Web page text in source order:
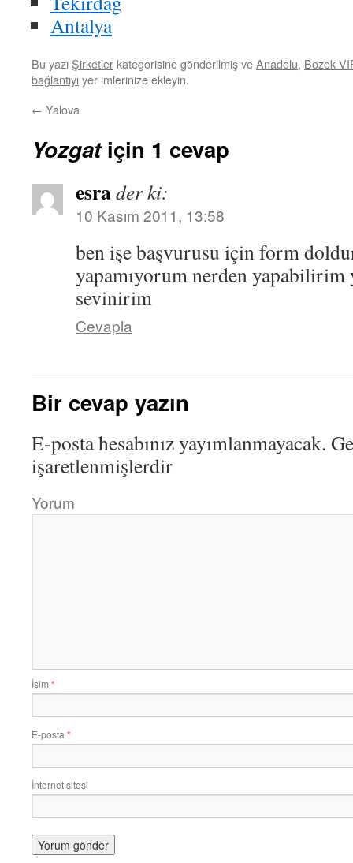
Antalya
Bu yazı Şirketler kategorisine gönderilmiş veAnadolu, Bozok
bağlantıyıyer imlerinize ekleyin.
← Yalova
Yozgatiçin 1 cevap
esrader ki:
10 Kasım 2011, 13:58
ben işe başvurusu için form
yapamıyorum nerden yapabilirim
sevinirim
Cevapla
Bir cevap yazın
E-posta hesabınız yayımlanmayacak.
işaretlenmişlerdir
Yorum
İsim *
E-posta *
İnternet sitesi